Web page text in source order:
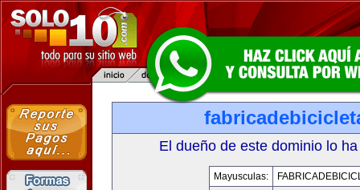
El dueño de este dominio lo
Mayusculas: